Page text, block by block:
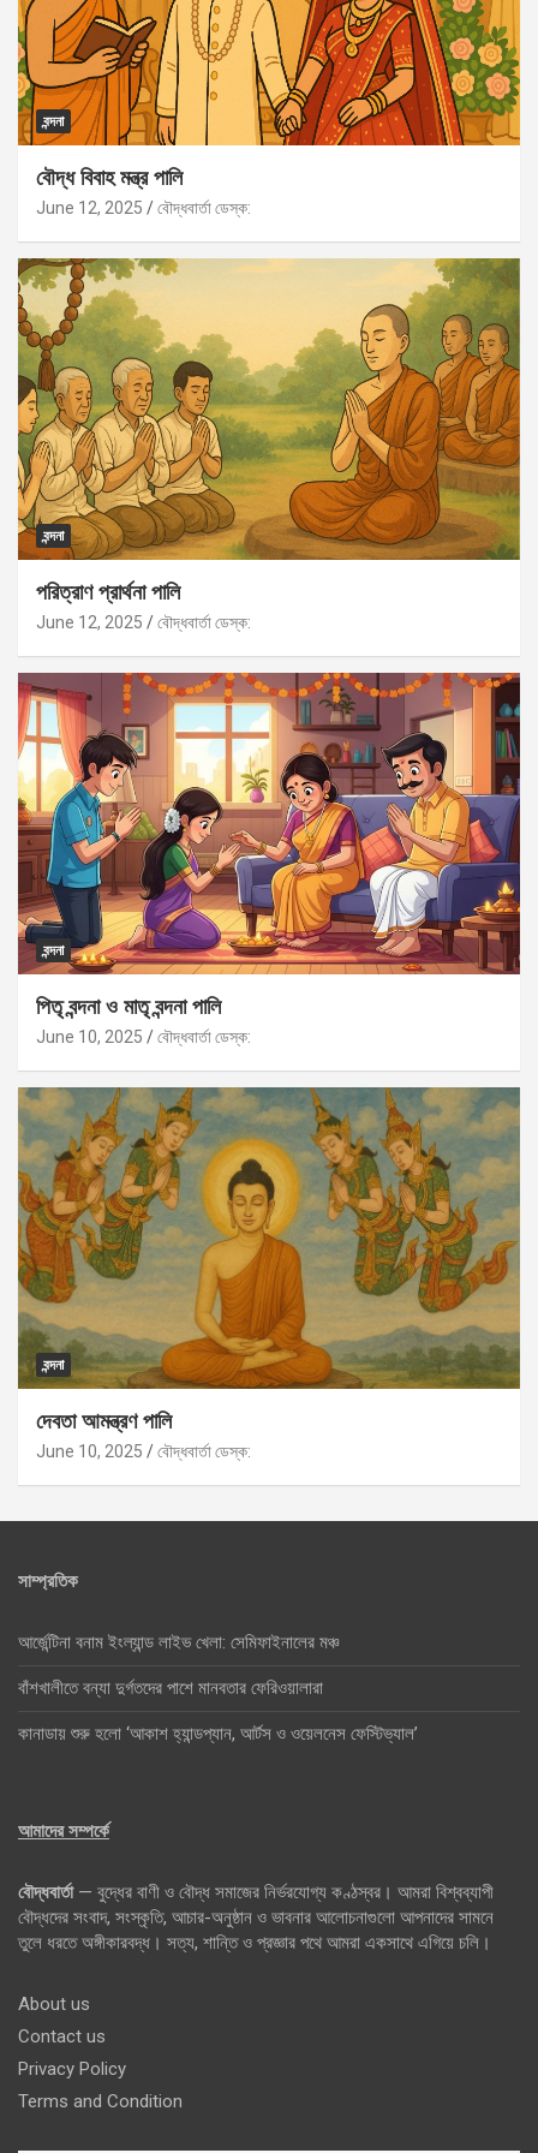
বন্দনা
বৌদ্ধ বিবাহ মন্ত্র পালি
June 12, 2025 বৌদ্ধবার্তা ডেস্ক:
বন্দনা
পরিত্রাণ প্রার্থনা পালি
June 12, 2025 বৌদ্ধবার্তা ডেস্ক:
বন্দনা
পিতৃ বন্দনা ও মাতৃ বন্দনা পালি
June 10, 2025 বৌদ্ধবার্তা ডেস্ক:
বন্দনা
দেবতা আমন্ত্রণ পালি
June 10, 2025 বৌদ্ধবার্তা ডেস্ক:
সাম্প্রতিক
আর্জেন্টিনা বনাম ইংল্যান্ড লাইভ খেলা: সেমিফাইনালের মঞ্চ
বাঁশখালীতে বন্যা দুর্গতদের পাশে মানবতার ফেরিওয়ালারা
কানাডায় শুরু হলো ‘আকাশ হ্যান্ডপ্যান, আর্টস ও ওয়েলনেস ফেস্টিভ্যাল’
আমাদের সম্পর্কে
বৌদ্ধবার্তা— বুদ্ধের বাণী ও বৌদ্ধ সমাজের নির্ভরযোগ্য কণ্ঠস্বর। আমরা বিশ্বব্যাপী
বৌদ্ধদের সংবাদ, সংস্কৃতি, আচার-অনুষ্ঠান ও ভাবনার আলোচনাগুলো আপনাদের সামনে
তুলে ধরতে অঙ্গীকারবদ্ধ। সত্য, শান্তি ও প্রজ্ঞার পথে আমরা একসাথে এগিয়ে চলি।
About us
Contact us
Privacy Policy
Terms and Condition